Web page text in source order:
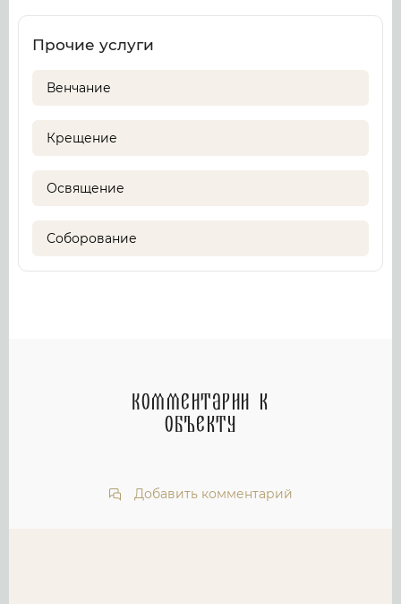
Прочие услуги
Венчание
Крещение
Освящение
Соборование
Комментарии к
объекту
Добавить комментарий